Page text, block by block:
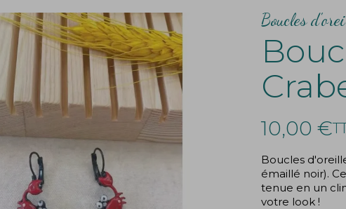
Boucles
10,00 €
Boucles
émaillé noir).
tenue en un
votre look !